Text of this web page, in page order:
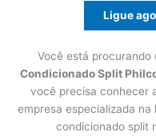
Ligue
Você está procurando
Condicionado Split
você precisa conhecer
empresa especializada
condicionado split